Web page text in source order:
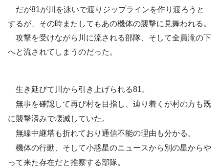
だが81が川を泳いで渡りジップラインを作り渡ろうと
するが、その時またしてもあの機体の襲撃に見舞われる。
攻撃を受けながら川に流される部隊、そして全員滝の下
へと流されてしまうのだった。
生き延びて川から引き上げられる81。
無事を確認して再び村を目指し、辿り着くが村の方も既
に襲撃済みで壊滅していた。
無線中継塔も折れており通信不能の理由も分かる。
機体の行動、そして小惑星のニュースから別の星からや
って来た存在だと推察する部隊。